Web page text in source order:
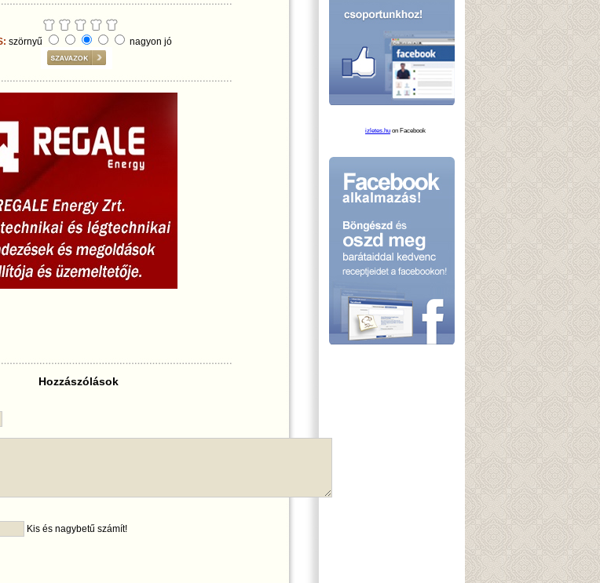
szörnyű nagyon jó
Hozzászólások
Kis és nagybetű számít!
izletes.hu on Facebook